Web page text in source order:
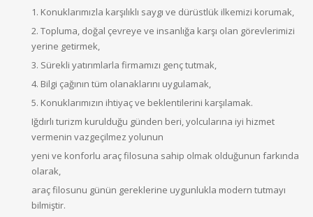
1. Konuklarımızla karşılıklı saygı ve dürüstlük ilkemizi korumak,
2. Topluma, doğal çevreye ve insanlığa karşı olan görevlerimizi
yerine getirmek,
3. Sürekli yatırımlarla firmamızı genç tutmak,
4. Bilgi çağının tüm olanaklarını uygulamak,
5. Konuklarımızın ihtiyaç ve beklentilerini karşılamak.
Iğdırlı turizm kurulduğu günden beri, yolcularına iyi hizmet
vermenin vazgeçilmez yolunun
yeni ve konforlu araç filosuna sahip olmak olduğunun farkında
olarak,
araç filosunu günün gereklerine uygunlukla modern tutmayı
bilmiştir.